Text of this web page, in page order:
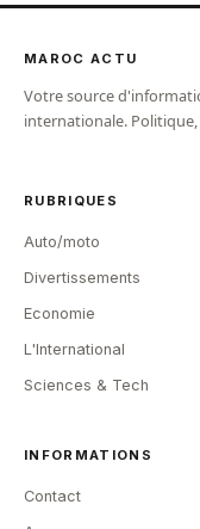
MAROC ACTU
Votre source
internationale.
RUBRIQUES
Auto/moto
Divertissements
Economie
L'International
Sciences & Tech
INFORMATIONS
Contact